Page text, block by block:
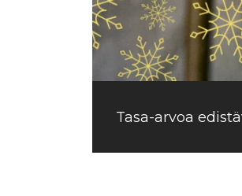
Tasa-arvoa